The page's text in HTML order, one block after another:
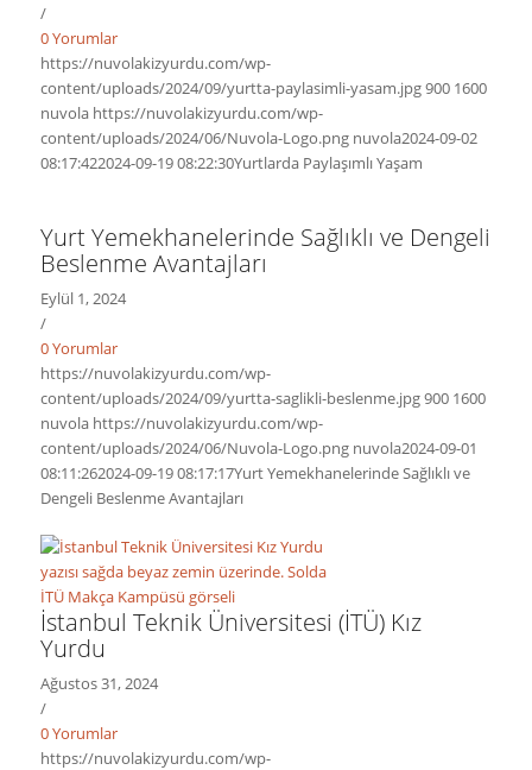
/
0 Yorumlar
https://nuvolakizyurdu.com/wp-
content/uploads/2024/09/yurtta-paylasimli-yasam.jpg900 1600
nuvola https://nuvolakizyurdu.com/wp-
content/uploads/2024/06/Nuvola-Logo.png nuvola2024-09-02
08:17:422024-09-19 08:22:30Yurtlarda Paylaşımlı Yaşam
Yurt Yemekhanelerinde Sağlıklı ve Dengeli
Beslenme Avantajları
Eylül 1, 2024
/
0 Yorumlar
https://nuvolakizyurdu.com/wp-
content/uploads/2024/09/yurtta-saglikli-beslenme.jpg900 1600
nuvola https://nuvolakizyurdu.com/wp-
content/uploads/2024/06/Nuvola-Logo.png nuvola2024-09-01
08:11:262024-09-19 08:17:17Yurt Yemekhanelerinde Sağlıklı ve
Dengeli Beslenme Avantajları
İstanbul Teknik Üniversitesi (İTÜ) Kız
Yurdu
Ağustos 31, 2024
/
0 Yorumlar
https://nuvolakizyurdu.com/wp-